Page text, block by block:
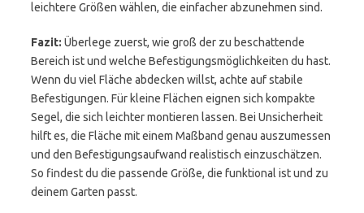
leichtere Größen wählen, die einfacher abzunehmen sind.
Fazit: Überlege zuerst, wie groß der zu beschattende
Bereich ist und welche Befestigungsmöglichkeiten du hast.
Wenn du viel Fläche abdecken willst, achte auf stabile
Befestigungen. Für kleine Flächen eignen sich kompakte
Segel, die sich leichter montieren lassen. Bei Unsicherheit
hilft es, die Fläche mit einem Maßband genau auszumessen
und den Befestigungsaufwand realistisch einzuschätzen.
So findest du die passende Größe, die funktional ist und zu
deinem Garten passt.